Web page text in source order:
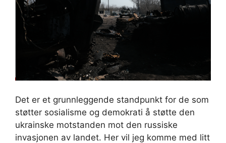
Det er et grunnleggende standpunkt for de som
støtter sosialisme og demokrati å støtte den
ukrainske motstanden mot den russiske
invasjonen av landet. Her vil jeg komme med litt